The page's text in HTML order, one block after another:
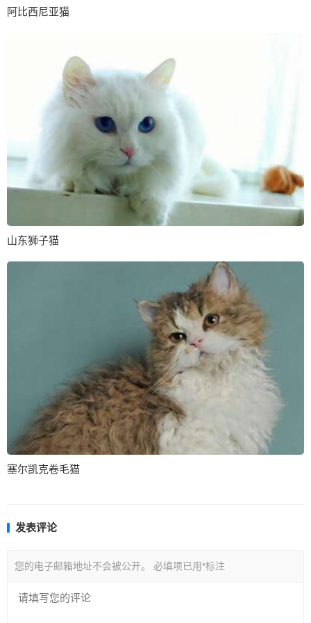
阿比西尼亚猫
山东狮子猫
塞尔凯克卷毛猫
发表评论
您的电子邮箱地址不会被公开。 必填项已用*标注